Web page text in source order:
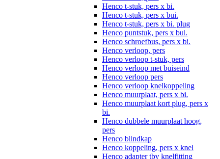
Henco t-stuk, pers x bi.
Henco t-stuk, pers x bui.
Henco t-stuk, pers x bi. plug
Henco puntstuk, pers x bui.
Henco schroefbus, pers x bi.
Henco verloop, pers
Henco verloop t-stuk, pers
Henco verloop met buiseind
Henco verloop pers
Henco verloop knelkoppeling
Henco muurplaat, pers x bi.
Henco muurplaat kort plug, pers x
bi.
Henco dubbele muurplaat hoog,
pers
Henco blindkap
Henco koppeling, pers x knel
Henco adapter tbv knelfitting